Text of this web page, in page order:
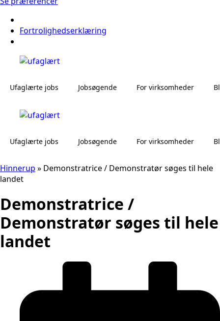
Fortrolighedserklæring
Ufaglærte jobs Jobsøgende For virksomheder
Ufaglærte jobs Jobsøgende For virksomheder
Hinnerup » Demonstratrice / Demonstratør søges til hele
landet
Demonstratrice /
Demonstratør søges til hele
landet